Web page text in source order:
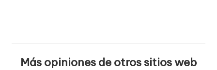
Más opiniones de otros sitios web